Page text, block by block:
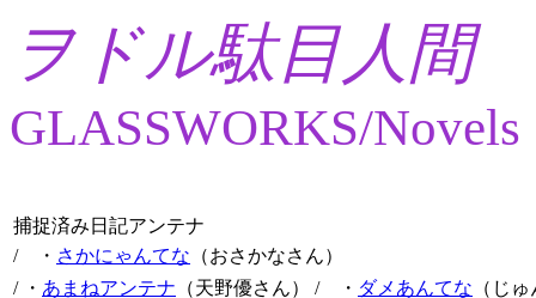
ヲドル駄目人間
GLASSWORKS/Novels
捕捉済み日記アンテナ
/ ・ さかにゃんてな （おさかなさん）
/ ・ あまねアンテナ （天野優さん） / ・ ダメあんてな （じ